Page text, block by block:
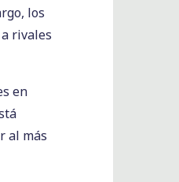
los
rivales
en
al más